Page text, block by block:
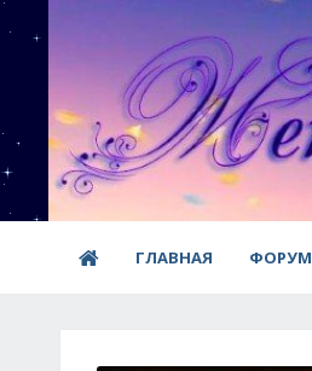
ГЛАВНАЯ ФОРУМ